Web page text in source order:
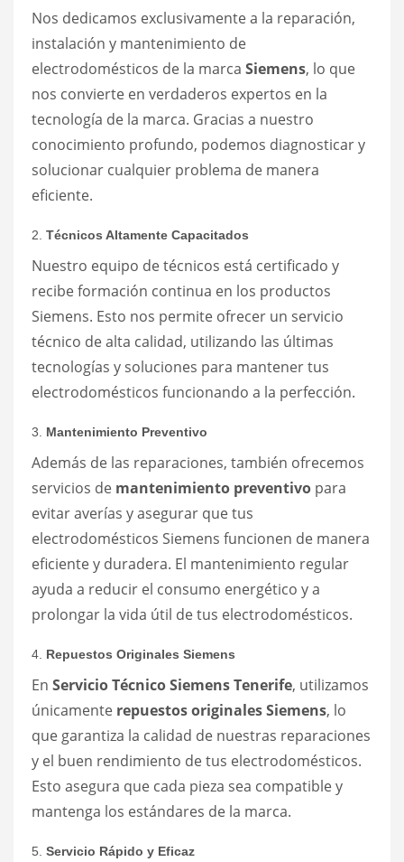
Nos dedicamos exclusivamente a la reparación,
instalación y mantenimiento de
electrodomésticos de la marca Siemens, lo que
nos convierte en verdaderos expertos en la
tecnología de la marca. Gracias a nuestro
conocimiento profundo, podemos diagnosticar y
solucionar cualquier problema de manera
eficiente.
2. Técnicos Altamente Capacitados
Nuestro equipo de técnicos está certificado y
recibe formación continua en los productos
Siemens. Esto nos permite ofrecer un servicio
técnico de alta calidad, utilizando las últimas
tecnologías y soluciones para mantener tus
electrodomésticos funcionando a la perfección.
3. Mantenimiento Preventivo
Además de las reparaciones, también ofrecemos
servicios de mantenimiento preventivo para
evitar averías y asegurar que tus
electrodomésticos Siemens funcionen de manera
eficiente y duradera. El mantenimiento regular
ayuda a reducir el consumo energético y a
prolongar la vida útil de tus electrodomésticos.
4. Repuestos Originales Siemens
En Servicio Técnico Siemens Tenerife, utilizamos
únicamente repuestos originales Siemens, lo
que garantiza la calidad de nuestras reparaciones
y el buen rendimiento de tus electrodomésticos.
Esto asegura que cada pieza sea compatible y
mantenga los estándares de la marca.
5. Servicio Rápido y Eficaz